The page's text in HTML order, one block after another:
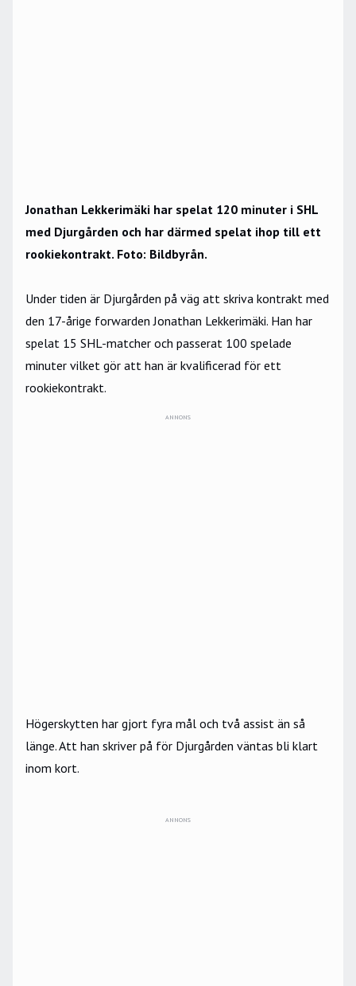
Jonathan Lekkerimäki har spelat 120 minuter i SHL
med Djurgården och har därmed spelat ihop till ett
rookiekontrakt. Foto: Bildbyrån.
Under tiden är Djurgården på väg att skriva kontrakt med
den 17-årige forwarden Jonathan Lekkerimäki. Han har
spelat 15 SHL-matcher och passerat 100 spelade
minuter vilket gör att han är kvalificerad för ett
rookiekontrakt.
ANNONS
Högerskytten har gjort fyra mål och två assist än så
länge. Att han skriver på för Djurgården väntas bli klart
inom kort.
ANNONS